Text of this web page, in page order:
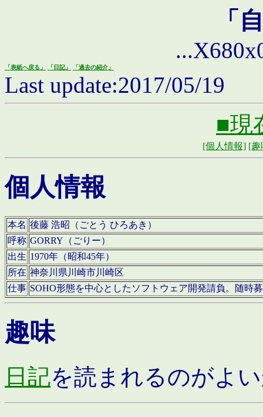
「
「表紙へ戻る」 「日記」 「過去の紹介」
Last update:2017/05/19
■現
[個人情報] [趣
個人情報
本名 後藤 浩昭（ごとう ひろあき）
呼称 GORRY（ごりー）
出生 1970年（昭和45年）
所在 神奈川県川崎市川崎区
仕事 SOHO形態を中心としたソフトウェア開発請負。随時
趣味
日記を読まれるのがよ